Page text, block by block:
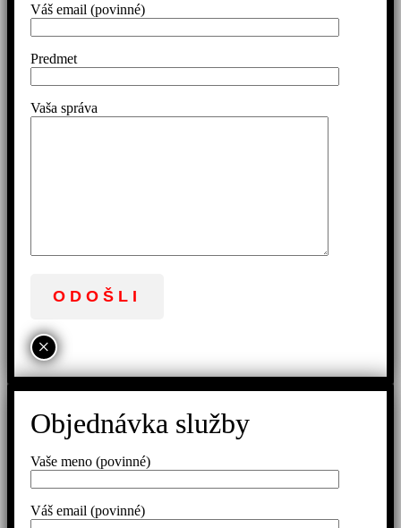
Váš email (povinné)
Predmet
Vaša správa
×
Objednávka služby
Vaše meno (povinné)
Váš email (povinné)